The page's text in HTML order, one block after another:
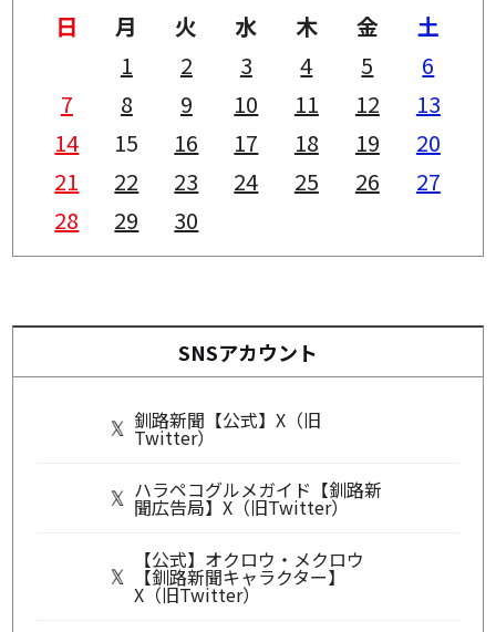
日 月 火 水 木 金
土
1
2 3 4 5
6
7
8 9 10 11 12
13
14
15 16 17 18 19
20
21
22 23 24 25 26
27
28
29 30
SNSアカウント
釧路新聞【公式】X（旧
Twitter）
ハラペコグルメガイド【釧路新
聞広告局】X（旧Twitter）
【公式】オクロウ・メクロウ
【釧路新聞キャラクター】
X（旧Twitter）